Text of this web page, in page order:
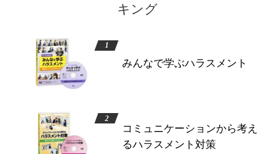
キング
みんなで学ぶハラスメント
コミュニケーションから考え
るハラスメント対策